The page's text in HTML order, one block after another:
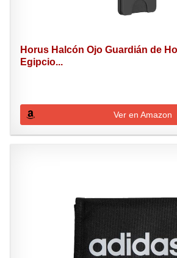
Horus Halcón Ojo Guardián de
Egipcio...
Ver en Amazon